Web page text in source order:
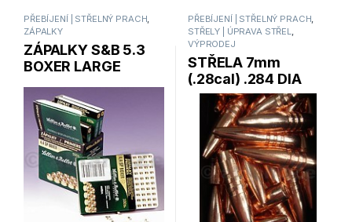
PŘEBÍJENÍ | STŘELNÝ PRACH,
ZÁPALKY
ZÁPALKY S&B 5.3
BOXER LARGE
PŘEBÍJENÍ | STŘELNÝ PRACH,
STŘELY | ÚPRAVA STŘEL,
VÝPRODEJ
STŘELA 7mm
(.28cal) .284 DIA
140gr “BARNES”